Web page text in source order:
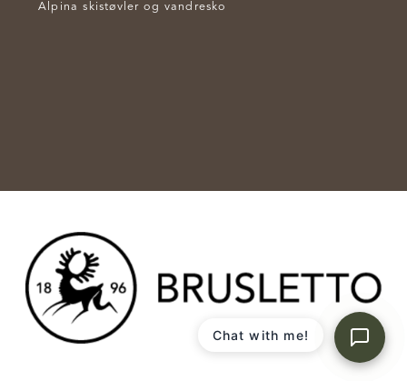
Alpina skistøvler og vandresko
Chat with me!